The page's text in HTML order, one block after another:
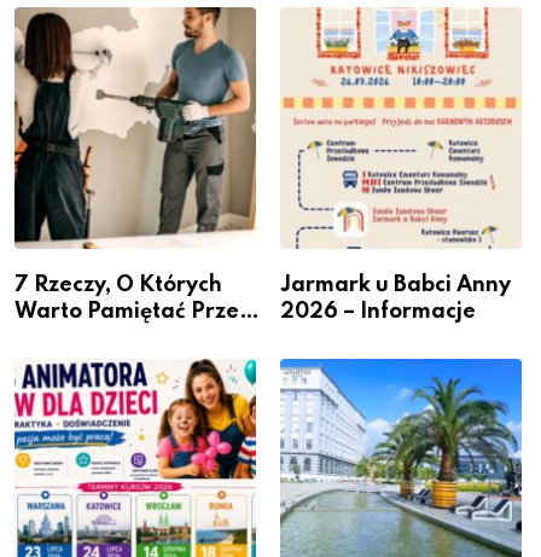
– nabór dla
przedsiębiorców
Podlesiu
7 Rzeczy, O Których
Warto Pamiętać Przed
Jarmark u Babci Anny
2026 – Informacje